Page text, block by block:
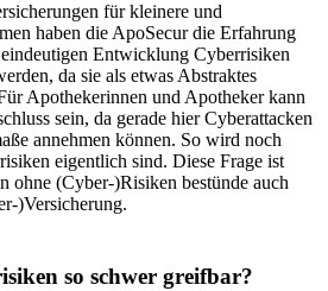
für kleinere und
haben die ApoSecur die Erfahrung
eindeutigen Entwicklung Cyberrisiken
da sie als etwas Abstraktes
Apothekerinnen und Apotheker kann
sein, da gerade hier Cyberattacken
annehmen können. So wird noch
eigentlich sind. Diese Frage ist
ohne (Cyber-)Risiken bestünde auch
)Versicherung.
so schwer greifbar?